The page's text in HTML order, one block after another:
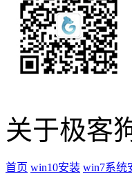
关于极客
首页 win10安装 win7系统